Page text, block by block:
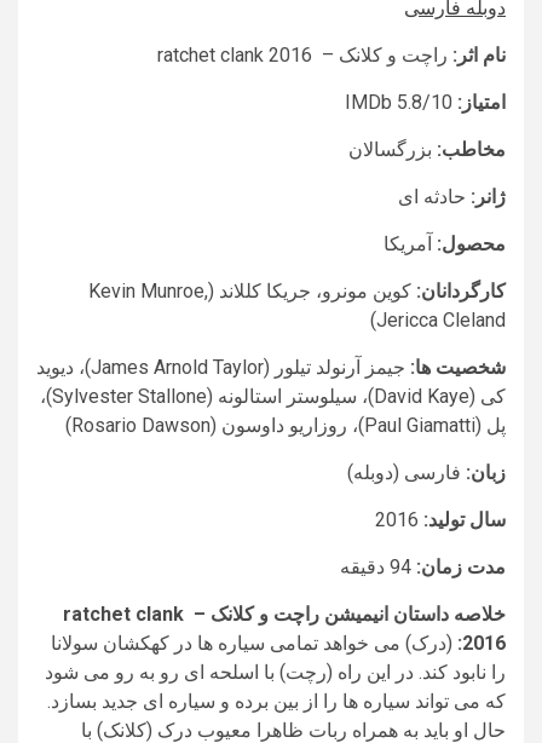
نام اثر: راچت و کلانک – ratchet clank 2016
امتیاز: 5.8/10
مخاطب: بزرگسالان
ژانر: حادثه ای
محصول: آمریکا
کارگردانان:
کوین مونرو، جریکا کللاند (Kevin Munroe,
Jericca Cleland)
شخصیت ها: جیمز آرنولد تیلور (James Arnold Taylor)،
دیوید
کی (David Kaye)، سیلوستر استالونه (Sylvester Stallone)،
پل (Paul Giamatti)، روزاریو داوسون (Rosario Dawson)
زبان: فارسی (دوبله)
سال تولید:
مدت زمان:
خلاصه داستان انیمیشن راچت و کلانک – ratchet clank
2016: (درک) می خواهد تمامی سیاره ها در کهکشان سولانا
را نابود کند. در این راه (رچت) با اسلحه ای رو به رو می شود
که می تواند سیاره ها را از بین برده و سیاره ای جدید بسازد.
حال او باید به همراه ربات ظاهرا معیوب درک (کلانک) با